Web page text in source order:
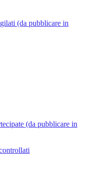
(da pubblicare in
(da pubblicare in